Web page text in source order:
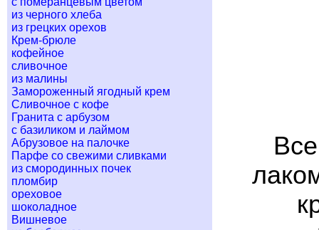
из черного хлеба
из грецких орехов
Крем-брюле
кофейное
сливочное
из малины
Замороженный ягодный крем
Сливочное с кофе
Гранита с арбузом
с базиликом и лаймом
Абрузовое на палочке
Парфе со свежими сливками
из смородинных почек
пломбир
ореховое
шоколадное
Вишневое